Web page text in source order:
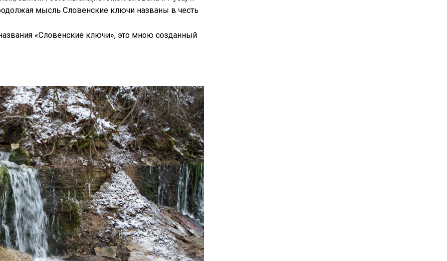
мысль Словенские ключи названы в честь
«Словенские ключи», это мною созданный